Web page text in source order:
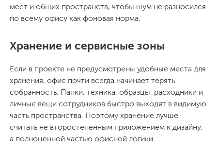
мест и общих пространств, чтобы шум не разносился
по всему офису как фоновая норма.
Хранение и сервисные зоны
Если в проекте не предусмотрены удобные места для
хранения, офис почти всегда начинает терять
собранность. Папки, техника, образцы, расходники и
личные вещи сотрудников быстро выходят в видимую
часть пространства. Поэтому хранение лучше
считать не второстепенным приложением к дизайну,
а полноценной частью офисной логики.